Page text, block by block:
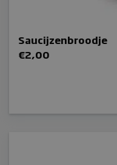
Saucijzenbroodje
€2,00